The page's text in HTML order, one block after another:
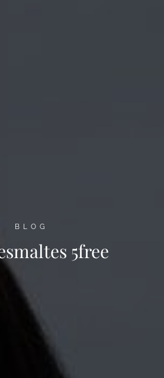
BLOG
5free